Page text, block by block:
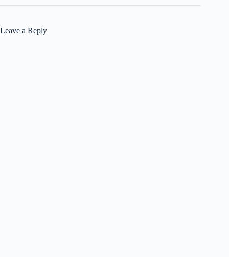
Leave a Reply